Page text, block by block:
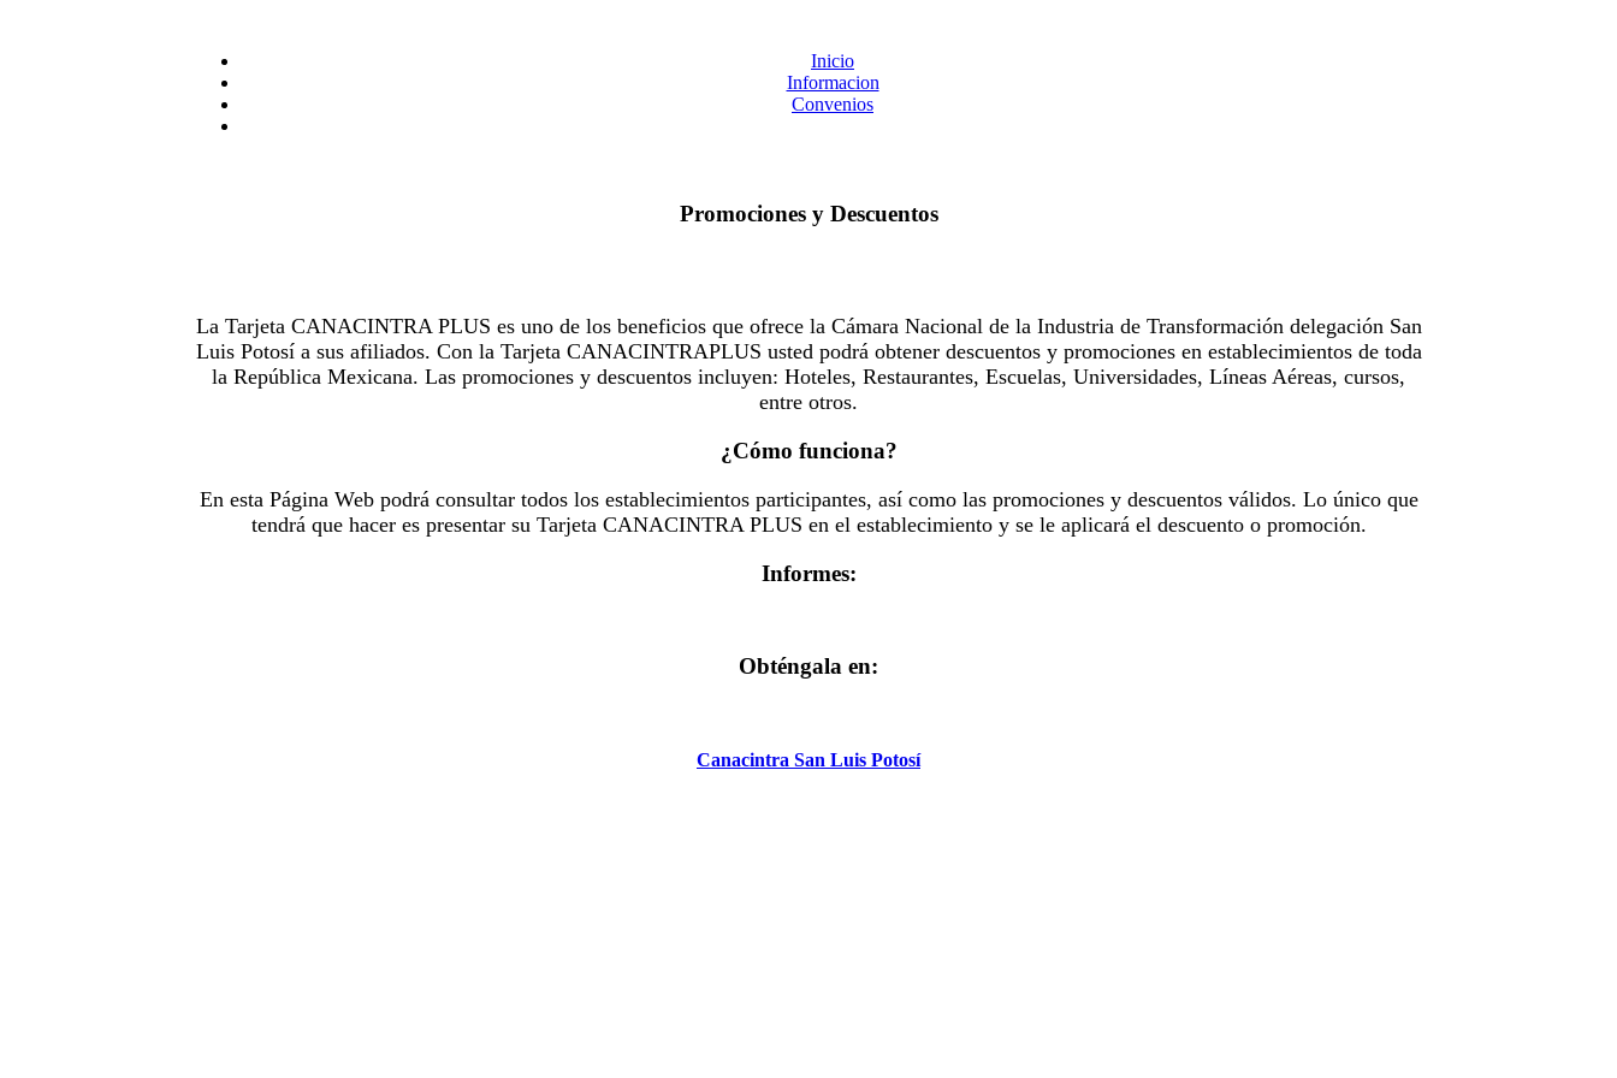
Inicio
Informacion
Convenios
Promociones y Descuentos
La Tarjeta CANACINTRA PLUS es uno de los beneficios que ofrece la Cámara Nacional de la Industria de Transformación delegación San
Luis Potosí a sus afiliados. Con la Tarjeta CANACINTRAPLUS usted podrá obtener descuentos y promociones en establecimientos de toda
la República Mexicana. Las promociones y descuentos incluyen: Hoteles, Restaurantes, Escuelas, Universidades, Líneas Aéreas, cursos,
entre otros.
¿Cómo funciona?
En esta Página Web podrá consultar todos los establecimientos participantes, así como las promociones y descuentos válidos. Lo único que
tendrá que hacer es presentar su Tarjeta CANACINTRA PLUS en el establecimiento y se le aplicará el descuento o promoción.
Informes:
Obténgala en:
Canacintra San Luis Potosí